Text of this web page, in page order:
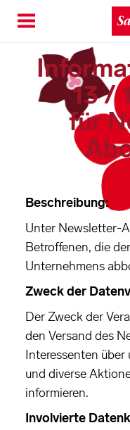
Toggle
navigation
13 /
für
Beschreibung:
Unter Newsletter-
Betroffenen, die
Unternehmens
Zweck der
Der Zweck der
den Versand des
Interessenten über
und diverse
informieren.
Involvierte